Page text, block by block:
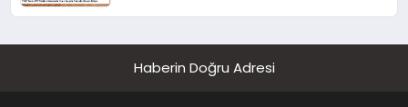
Haberin Doğru Adresi